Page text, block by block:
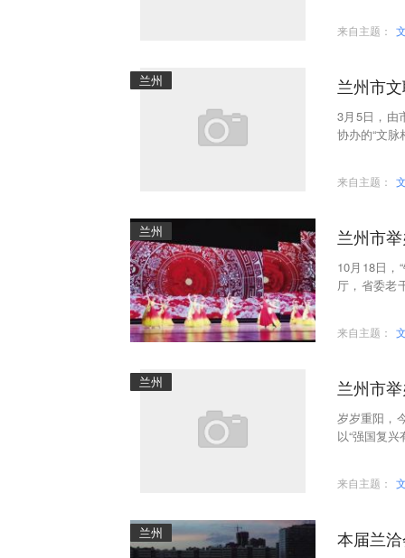
来自主题：
兰州 兰州市
3月5日，由
协办的“文脉
来自主题：
兰州 兰州市
10月18日，
厅，省委老
来自主题：
兰州 兰州市
岁岁重阳，
以“强国复兴
来自主题：
兰州 本届兰